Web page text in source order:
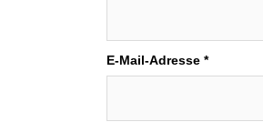
E-Mail-Adresse *